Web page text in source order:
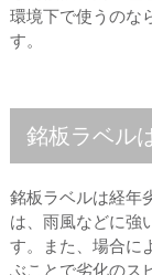
環境下で使うのな
す。
銘板ラベル
銘板ラベルは経年
は、雨風などに強
す。また、場合に
ぶことで劣化のス